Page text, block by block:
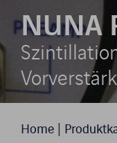
NUNA
Home |